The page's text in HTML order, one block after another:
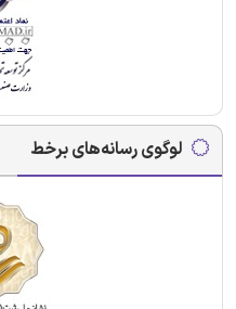
لوگوی رسانه‌های برخط